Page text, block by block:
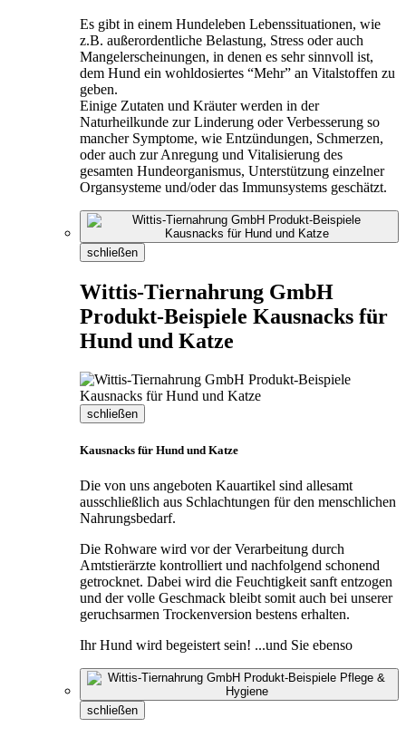
Es gibt in einem Hundeleben Lebenssituationen, wie
z.B. außerordentliche Belastung, Stress oder auch
Mangelerscheinungen, in denen es sehr sinnvoll ist,
dem Hund ein wohldosiertes “Mehr” an Vitalstoffen zu
geben.
Einige Zutaten und Kräuter werden in der
Naturheilkunde zur Linderung oder Verbesserung so
mancher Symptome, wie Entzündungen, Schmerzen,
oder auch zur Anregung und Vitalisierung des
gesamten Hundeorganismus, Unterstützung einzelner
Organsysteme und/oder das Immunsystems geschätzt.
schließen
Wittis-Tiernahrung GmbH
Produkt-Beispiele Kausnacks für
Hund und Katze
schließen
Kausnacks für Hund und Katze
Die von uns angeboten Kauartikel sind allesamt
ausschließlich aus Schlachtungen für den menschlichen
Nahrungsbedarf.
Die Rohware wird vor der Verarbeitung durch
Amtstierärzte kontrolliert und nachfolgend schonend
getrocknet. Dabei wird die Feuchtigkeit sanft entzogen
und der volle Geschmack bleibt somit auch bei unserer
geruchsarmen Trockenversion bestens erhalten.
Ihr Hund wird begeistert sein! ...und Sie ebenso
schließen